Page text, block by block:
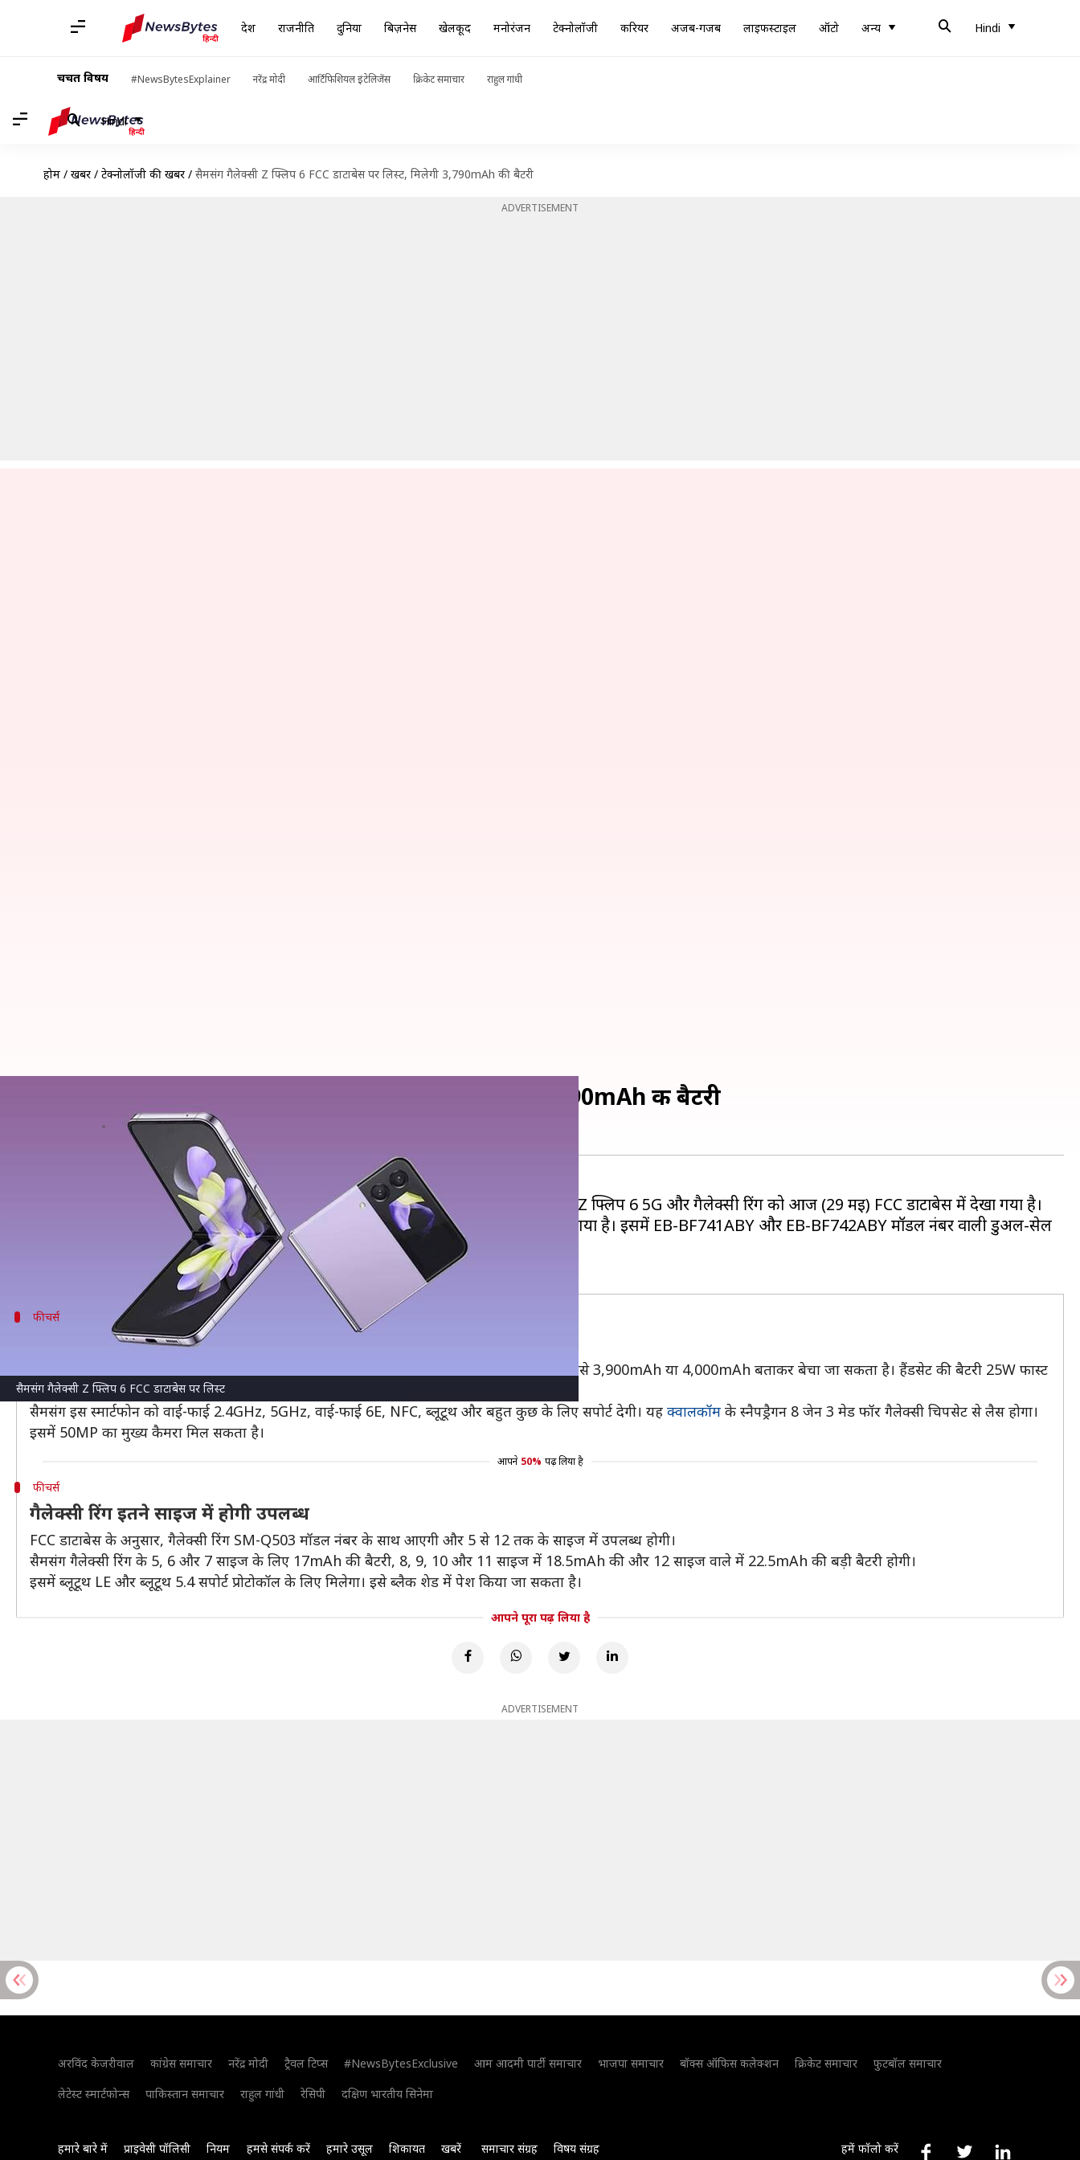
देश राजनीति दुनिया बिज़नेस खेलकूद मनोरंजन टेक्नोलॉजी करियर अजब-गजब लाइफस्टाइल ऑटो अन्य Hindi
चर्चित विषय #NewsBytesExplainer नरेंद्र मोदी आर्टिफिशियल इंटेलिजेंस क्रिकेट समाचार राहुल गांधी
Hindi
होम / खबरें / टेक्नोलॉजी की खबरें / सैमसंग गैलेक्सी Z फ्लिप 6 FCC डाटाबेस पर लिस्ट, मिलेगी 3,790mAh की बैटरी
ADVERTISEMENT
सैमसंग गैलेक्सी Z फ्लिप 6 FCC डाटाबेस पर लिस्ट
सैमसंग गैलेक्सी Z फ्लिप 6 FCC डाटाबेस पर लिस्ट, मिलेगी 3,790mAh की बैटरी
May 29, 2024 08:15 pm
जल्द ही अपने फोल्डेबल स्मार्टफोन की अगली पीढ़ी का अनावरण करेगी। सैमसंग गैलेक्सी Z फ्लिप 6 5G और गैलेक्सी रिंग को आज (29 मई) FCC डाटाबेस में देखा गया है।
FCC डाटाबेस में सैमसंग क्लैमशेल स्मार्टफोन को SM-F741U मॉडल नंबर के साथ सूचीबद्ध किया गया है। इसमें EB-BF741ABY और EB-BF742ABY मॉडल नंबर वाली डुअल-सेल
सैमसंग गैलेक्सी Z फ्लिप 6 को BIS सर्टिफिकेशन
फीचर्स
हैंडसेट में होगी 3,790mAh की बैटरी
सर्टिफिकेशन से पता चलता है कि कंपनी गैलेक्सी Z फ्लिप 6 को 3,790mAh रेटेड बैटरी से लैस करेगी, जिसे 3,900mAh या 4,000mAh बताकर बेचा जा सकता है। हैंडसेट की बैटरी 25W फास्ट
चार्जिंग को सपोर्ट करेगी।
सैमसंग इस स्मार्टफोन को वाई-फाई 2.4GHz, 5GHz, वाई-फाई 6E, NFC, ब्लूटूथ और बहुत कुछ के लिए सपोर्ट देगी। यह क्वालकॉम के स्नैपड्रैगन 8 जेन 3 मेड फॉर गैलेक्सी चिपसेट से लैस होगा।
इसमें 50MP का मुख्य कैमरा मिल सकता है।
आपने 50% पढ़ लिया है
फीचर्स
गैलेक्सी रिंग इतने साइज में होगी उपलब्ध
FCC डाटाबेस के अनुसार, गैलेक्सी रिंग SM-Q503 मॉडल नंबर के साथ आएगी और 5 से 12 तक के साइज में उपलब्ध होगी।
सैमसंग गैलेक्सी रिंग के 5, 6 और 7 साइज के लिए 17mAh की बैटरी, 8, 9, 10 और 11 साइज में 18.5mAh की और 12 साइज वाले में 22.5mAh की बड़ी बैटरी होगी।
इसमें ब्लूटूथ LE और ब्लूटूथ 5.4 सपोर्ट प्रोटोकॉल के लिए मिलेगा। इसे ब्लैक शेड में पेश किया जा सकता है।
आपने पूरा पढ़ लिया है
ADVERTISEMENT
अरविंद केजरीवाल कांग्रेस समाचार नरेंद्र मोदी ट्रैवल टिप्स #NewsBytesExclusive आम आदमी पार्टी समाचार भाजपा समाचार बॉक्स ऑफिस कलेक्शन क्रिकेट समाचार
फुटबॉल समाचार
लेटेस्ट स्मार्टफोन्स
पाकिस्तान समाचार राहुल गांधी रेसिपी दक्षिण भारतीय सिनेमा
हमारे बारे में प्राइवेसी पॉलिसी नियम हमसे संपर्क करें हमारे उसूल शिकायत खबरें समाचार संग्रह विषय संग्रह हमें फॉलो करें